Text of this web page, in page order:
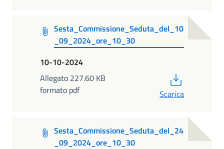
Sesta_Commissione_Seduta_del_10
_09_2024_ore_10_30
10-10-2024
Allegato 227.60 KB
formato pdf
Scarica
Sesta_Commissione_Seduta_del_24
_09_2024_ore_10_30